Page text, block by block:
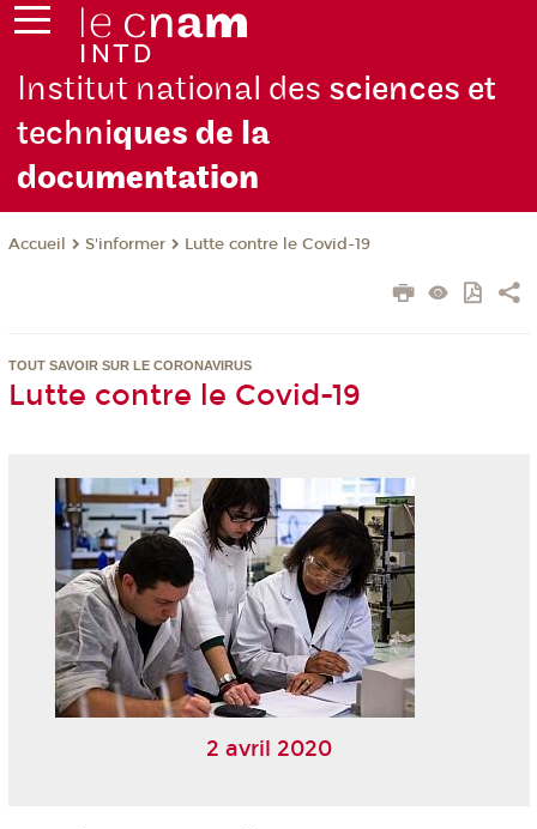
Institut national des sciences et
techniques de la
documentation
Accueil S'informer Lutte contre le Covid-19
TOUT SAVOIR SUR LE CORONAVIRUS
Lutte contre le Covid-19
2 avril 2020